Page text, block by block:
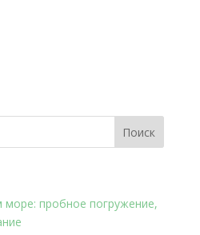
море: пробное погружение,